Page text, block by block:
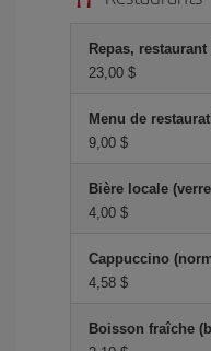
Repas,
23,00 $
Menu de
9,00 $
Bière locale
4,00 $
Cappuccino
4,58 $
Boisson fraîche